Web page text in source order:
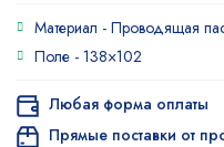
Рейтинг
5.00из 5
на основе
Материал - Проводящая
Поле - 138×102
Любая форма оплаты
Прямые поставки от